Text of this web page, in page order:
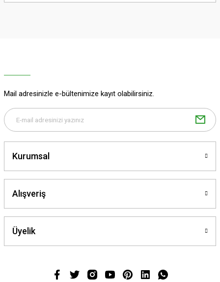
Bu ürüne benzer farklı alternatifler olmalı.
Mail adresinizle e-bültenimize kayıt olabilirsiniz.
Kurumsal
Alışveriş
Üyelik